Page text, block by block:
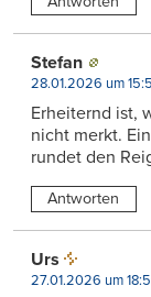
Stefan
28.01.2026 um
Erheiternd ist,
nicht merkt.
rundet den
Antworten
Urs
27.01.2026 um